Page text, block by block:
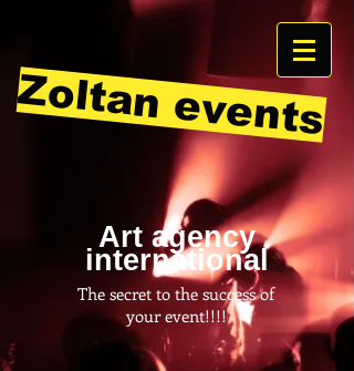
Zoltan events
Art agency
international
The secret to the success of
your event!!!!